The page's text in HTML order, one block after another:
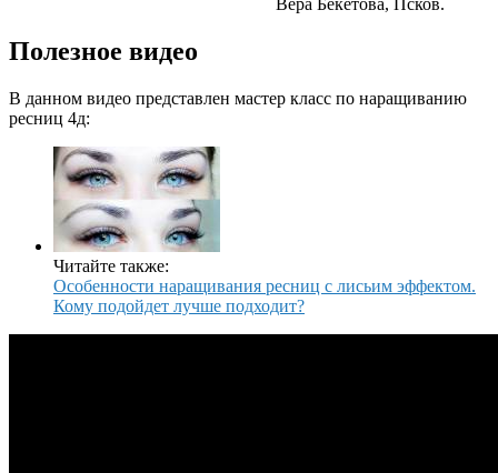
Вера Бекетова, Псков.
Полезное видео
В данном видео представлен мастер класс по наращиванию
ресниц 4д:
Читайте также:
Особенности наращивания ресниц с лисьим эффектом.
Кому подойдет лучше подходит?